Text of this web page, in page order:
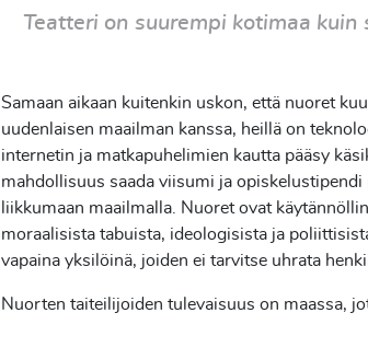
Teatteri on suurempi kotimaa kuin
Samaan aikaan kuitenkin uskon, että nuoret
uudenlaisen maailman kanssa, heillä on
internetin ja matkapuhelimien kautta pääsy
mahdollisuus saada viisumi ja opiskelustipendi
liikkumaan maailmalla. Nuoret ovat
moraalisista tabuista, ideologisista ja
vapaina yksilöinä, joiden ei tarvitse uhrata
Nuorten taiteilijoiden tulevaisuus on maassa,